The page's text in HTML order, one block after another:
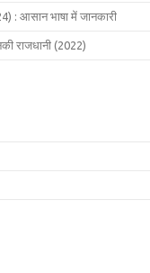
: आसान भाषा में जानकारी
राजधानी (2022)